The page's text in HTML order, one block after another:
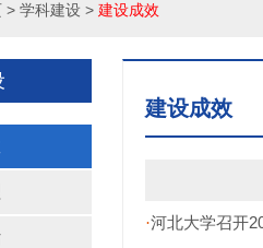
> 学科建设 > 建设成效
建设成效
·河北大学召开